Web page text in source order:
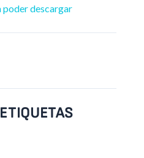
poder descargar